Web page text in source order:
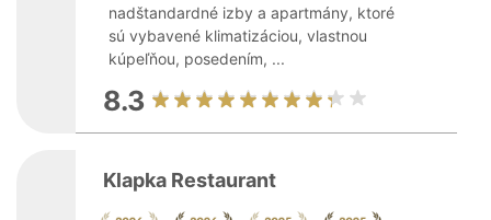
nadštandardné izby a apartmány, ktoré
sú vybavené klimatizáciou, vlastnou
kúpeľňou, posedením, ...
8.3
Klapka Restaurant